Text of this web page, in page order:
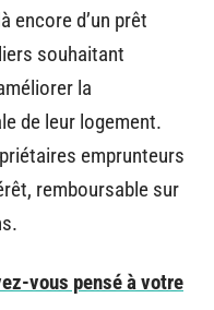
encore d’un prêt
souhaitant
la
de leur logement.
emprunteurs
remboursable sur
vous pensé à votre